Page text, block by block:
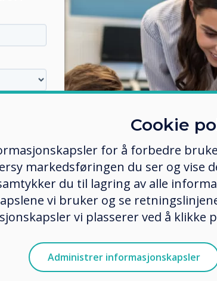
Cookie
for å forbedre
markedsføringen du ser og vise
samtykker du til lagring av alle
vi bruker og se
vi plasserer ved å klikke
Administrer informasjonskapsler
og